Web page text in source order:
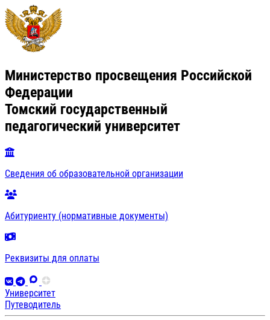
Министерство просвещения Российской
Федерации
Томский государственный
педагогический университет
Сведения об образовательной организации
Абитуриенту (нормативные документы)
Реквизиты для оплаты
Университет
Путеводитель